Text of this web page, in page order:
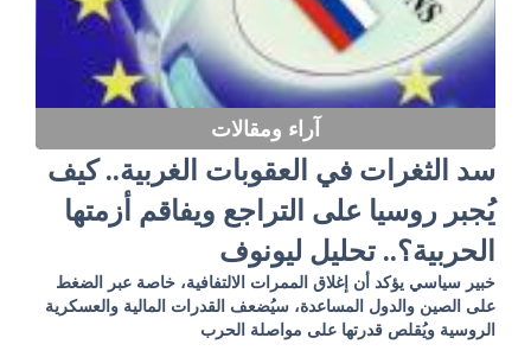
آراء ومقالات
سد الثغرات في العقوبات الغربية.. كيف
يُجبر روسيا على التراجع ويفاقم أزمتها
الحربية؟.. تحليل ليونوف
خبير سياسي يؤكد أن إغلاق الممرات الالتفافية، خاصة عبر الضغط
على الصين والدول المساعدة، سيُضعف القدرات المالية والعسكرية
الروسية ويُقلص قدرتها على مواصلة الحرب